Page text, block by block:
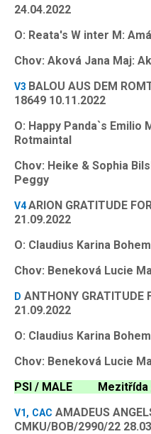
24.04.2022
O: Reata's W inter M:
Chov: Aková Jana Maj:
V3 BALOU AUS DEM
18649 10.11.2022
O: Happy Panda`s Emilio
Rotmaintal
Chov: Heike & Sophia
Peggy
V4ARION GRATITUDE
21.09.2022
O: Claudius Karina
Chov: Beneková Lucie
D ANTHONY GRATITUDE
21.09.2022
O: Claudius Karina
Chov: Beneková Lucie
PSI / MALE Mezitřída
V1, CAC AMADEUS
CMKU/BOB/2990/22